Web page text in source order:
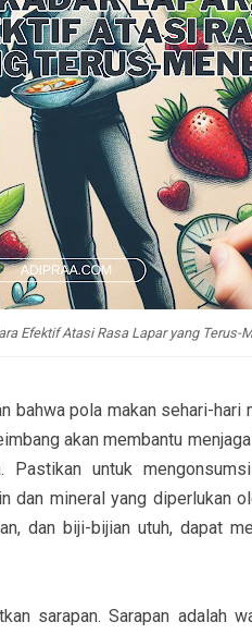
Efektif Atasi Rasa Lapar yang Terus-
bahwa pola makan sehari-hari
akan membantu
untuk
dan mineral yang diperlukan
dan biji-bijian utuh, dapat
sarapan. Sarapan adalah